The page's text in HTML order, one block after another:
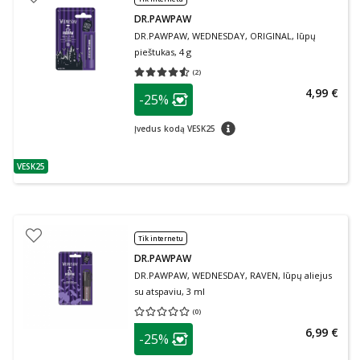
patarimas
VESK25
DR.PAWPAW
DR.PAWPAW, WEDNESDAY, ORIGINAL, lūpų
pieštukas, 4 g
(2)
Vidutinis įvertinimas 4.50
patarimas
Lojalumo klubo narių nuolaida
-25%
Įvedus kodą VESK25 patarimas
4,99 €
Tik internetu
DR.PAWPAW
DR.PAWPAW, WEDNESDAY, RAVEN, lūpų aliejus
su atspaviu, 3 ml
(0)
Vidutinis įvertinimas 0.00
patarimas
Lojalumo klubo narių nuolaida
-25% 6,99 €